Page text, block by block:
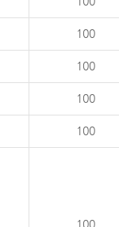
100
100
100
100
100